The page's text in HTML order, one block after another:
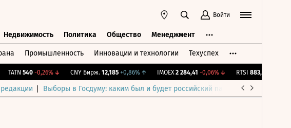
Войти
Недвижимость Политика Общество Менеджмент
Промышленность Инновации и технологии Техуспех
TATN 540 -0,26%↓ CNY Бирж. 12,185 +0,86%↑ IMOEX 2 284,41 -0,06%↓ RTSI 883,99
Выборы в Госдуму: каким был и будет российский парламент